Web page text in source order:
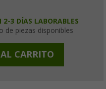
2-3 DÍAS LABORABLES
de piezas disponibles
CARRITO